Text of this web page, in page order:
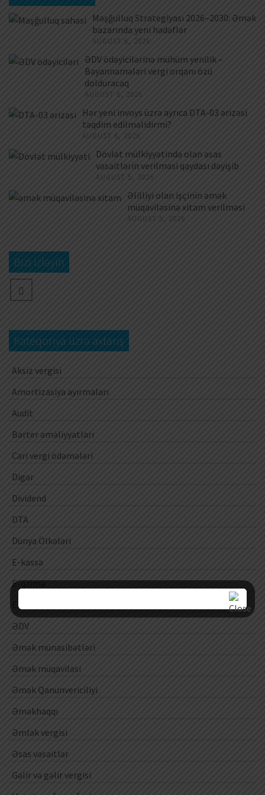
Məşğulluq Strategiyası 2026–2030: Əmək
bazarında yeni hədəflər
AUGUST 6, 2026
ƏDV ödəyicilərinə mühüm yenilik –
Bəyannamələri vergi orqanı özü
dolduracaq
AUGUST 6, 2026
Hər yeni invoys üzrə ayrıca DTA-03 ərizəsi
təqdim edilməlidirmi?
AUGUST 6, 2026
Dövlət mülkiyyətində olan əsas
vəsaitlərin verilməsi qaydası dəyişib
AUGUST 5, 2026
Əlilliyi olan işçinin əmək
müqaviləsinə xitam verilməsi
AUGUST 5, 2026
Bizi izləyin
Kateqoriya üzrə axtarış
Aksiz vergisi
Amortizasiya ayırmaları
Audit
Barter əməliyyatları
Cari vergi ödəmələri
Digər
Dividend
DTA
Dünya Ölkələri
E-kassa
E-qaimə
Ezamiyyə
ƏDV
Əmək münasibətləri
Əmək müqaviləsi
Əmək Qanunvericiliyi
Əməkhaqqı
Əmlak vergisi
Əsas vəsaitlər
Gəlir və gəlir vergisi